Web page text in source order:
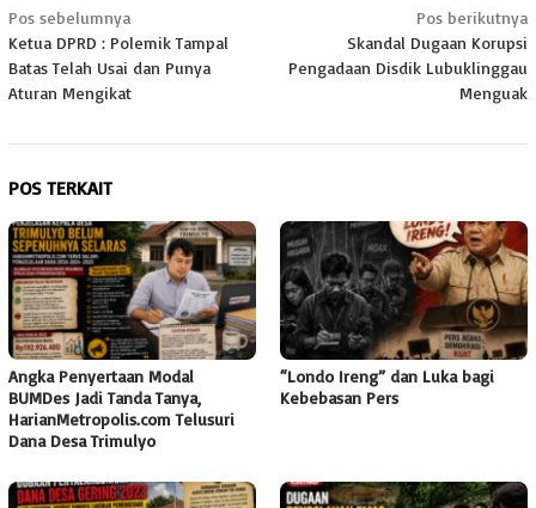
Navigasi
pos
Pos sebelumnya
Ketua DPRD : Polemik Tampal
Batas Telah Usai dan Punya
Aturan Mengikat
Pos berikutnya
Skandal Dugaan Korupsi
Pengadaan Disdik Lubuklinggau
Menguak
POS TERKAIT
Angka Penyertaan Modal
BUMDes Jadi Tanda Tanya,
HarianMetropolis.com Telusuri
Dana Desa Trimulyo
“Londo Ireng” dan Luka bagi
Kebebasan Pers